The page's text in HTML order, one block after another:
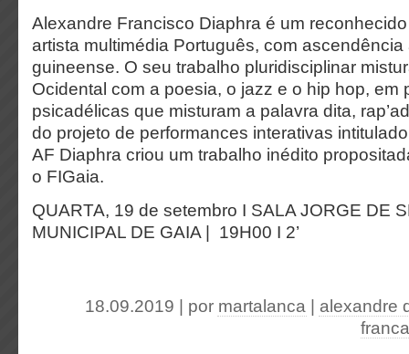
Alexandre Francisco Diaphra é um
artista multimédia Português, com
guineense. O seu trabalho pluridisciplinar
Ocidental com a poesia, o jazz e o hip hop, em
psicadélicas que misturam a palavra dita,
do projeto de performances interativas
AF Diaphra criou um trabalho inédito
o FIGaia.
QUARTA, 19 de setembro I SALA JORGE DE
MUNICIPAL DE GAIA |
19H00 I 2’
18.09.2019 | por martalanca
alexandre
franca